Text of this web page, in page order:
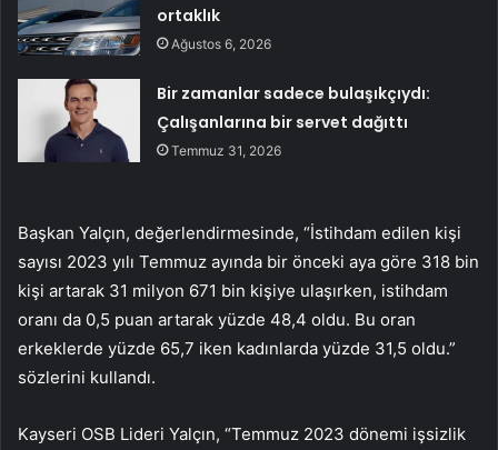
ortaklık
Ağustos 6, 2026
Bir zamanlar sadece bulaşıkçıydı:
Çalışanlarına bir servet dağıttı
Temmuz 31, 2026
Başkan Yalçın, değerlendirmesinde, “İstihdam edilen kişi
sayısı 2023 yılı Temmuz ayında bir önceki aya göre 318 bin
kişi artarak 31 milyon 671 bin kişiye ulaşırken, istihdam
oranı da 0,5 puan artarak yüzde 48,4 oldu. Bu oran
erkeklerde yüzde 65,7 iken kadınlarda yüzde 31,5 oldu.”
sözlerini kullandı.
Kayseri OSB Lideri Yalçın, “Temmuz 2023 dönemi işsizlik